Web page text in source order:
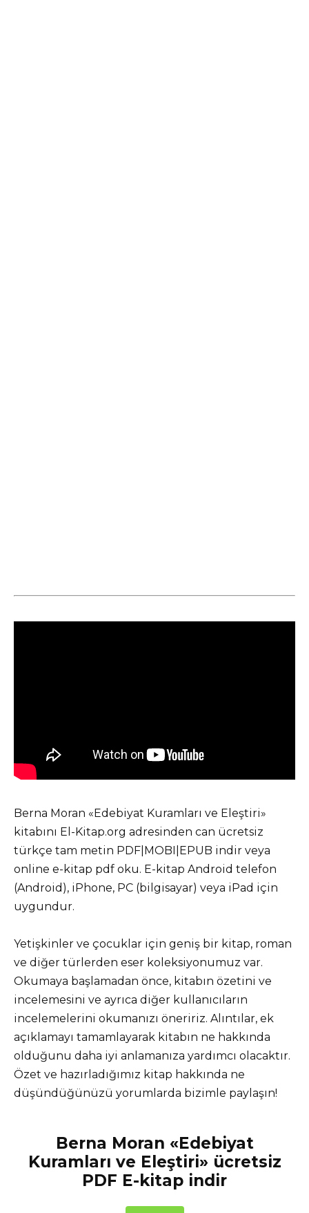
Berna Moran «Edebiyat Kuramları ve Eleştiri»
kitabını El-Kitap.org adresinden can ücretsiz
türkçe tam metin PDF|MOBI|EPUB indir veya
online e-kitap pdf oku. E-kitap Android telefon
(Android), iPhone, PC (bilgisayar) veya iPad için
uygundur.
Yetişkinler ve çocuklar için geniş bir kitap, roman
ve diğer türlerden eser koleksiyonumuz var.
Okumaya başlamadan önce, kitabın özetini ve
incelemesini ve ayrıca diğer kullanıcıların
incelemelerini okumanızı öneririz. Alıntılar, ek
açıklamayı tamamlayarak kitabın ne hakkında
olduğunu daha iyi anlamanıza yardımcı olacaktır.
Özet ve hazırladığımız kitap hakkında ne
düşündüğünüzü yorumlarda bizimle paylaşın!
Berna Moran «Edebiyat
Kuramları ve Eleştiri» ücretsiz
PDF E-kitap indir